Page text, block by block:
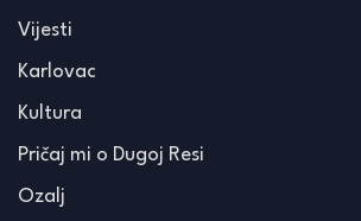
Vijesti
Karlovac
Kultura
Pričaj mi o Dugoj Resi
Ozalj